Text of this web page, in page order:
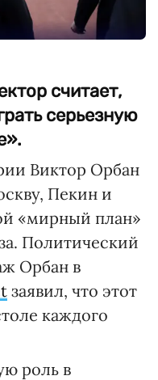
считает,
серьезную
Виктор Орбан
Пекин и
«мирный план»
Политический
Орбан в
заявил, что этот
каждого
роль в